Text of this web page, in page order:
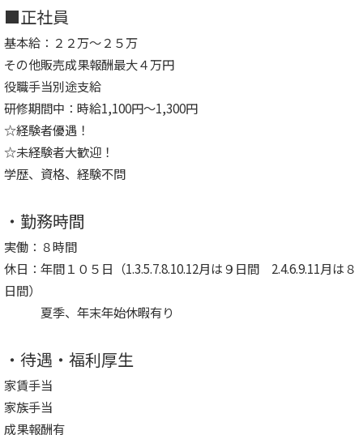
■正社員
基本給：２２万～２５万
その他販売成果報酬最大４万円
役職手当別途支給
研修期間中：時給1,100円～1,300円
☆経験者優遇！
☆未経験者大歓迎！
学歴、資格、経験不問
・勤務時間
実働：８時間
休日：年間１０５日（1.3.5.7.8.10.12月は９日間 2.4.6.9.11月は８
日間）
夏季、年末年始休暇有り
・待遇・福利厚生
家賃手当
家族手当
成果報酬有